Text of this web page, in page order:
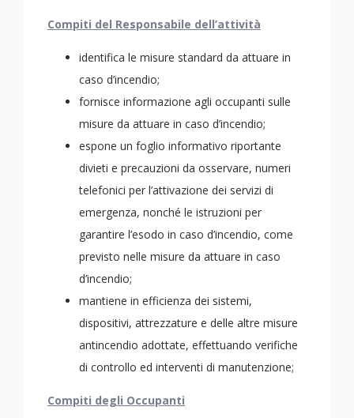
Compiti del Responsabile dell’attività
identifica le misure standard da attuare in
caso d’incendio;
fornisce informazione agli occupanti sulle
misure da attuare in caso d’incendio;
espone un foglio informativo riportante
divieti e precauzioni da osservare, numeri
telefonici per l’attivazione dei servizi di
emergenza, nonché le istruzioni per
garantire l’esodo in caso d’incendio, come
previsto nelle misure da attuare in caso
d’incendio;
mantiene in efficienza dei sistemi,
dispositivi, attrezzature e delle altre misure
antincendio adottate, effettuando verifiche
di controllo ed interventi di manutenzione;
Compiti degli Occupanti